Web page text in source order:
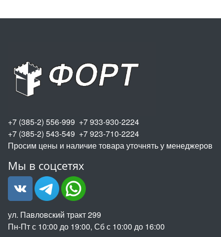
+7 (385-2) 556-999 +7 933-930-2224
+7 (385-2) 543-549 +7 923-710-2224
Просим цены и наличие товара уточнять у менеджеров
Мы в соцсетях
ул. Павловский тракт 299
Пн-Пт с 10:00 до 19:00, Сб с 10:00 до 16:00